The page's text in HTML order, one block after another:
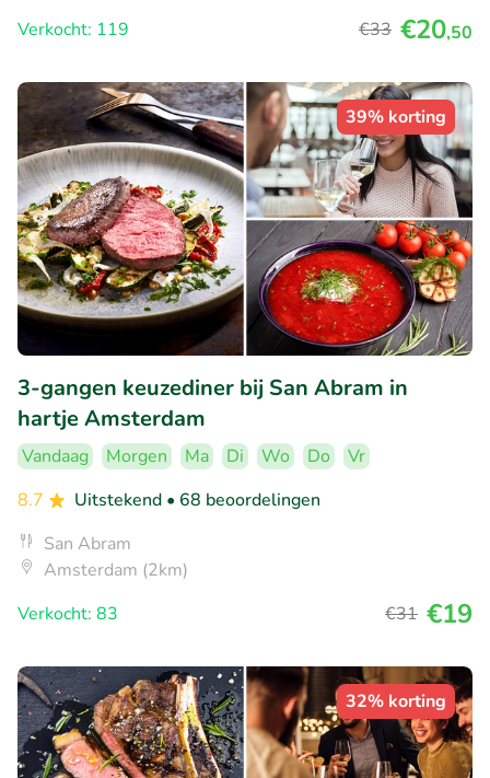
Verkocht: 119
€33 €20,50
39% korting
3-gangen keuzediner bij San Abram in
hartje Amsterdam
Vandaag Morgen Ma Di Wo Do
Vr
8.7
Uitstekend • 68 beoordelingen
San Abram
Amsterdam (2km)
Verkocht: 83
€31 €19
32% korting